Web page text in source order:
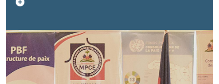
réaménagé et la signature officielle du Mémorandum
à l'hôtel Karibe, était coprésidée par Madame Sandra
Paulemon, ministre de la Planification et de la
Coopération Externe, et Madame Nicole Boni Kouassi,
Représentante spéciale adjointe du Secrétaire général,
Coordonnatrice résidente et Coordonnatrice